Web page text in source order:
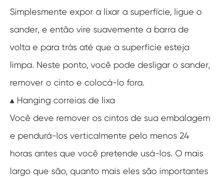
Simplesmente expor a lixar a superfície, ligue o
sander, e então vire suavemente a barra de
volta e para trás até que a superfície esteja
limpa. Neste ponto, você pode desligar o sander,
remover o cinto e colocá-lo fora.
▴ Hanging correias de lixa
Você deve remover os cintos de sua embalagem
e pendurá-los verticalmente pelo menos 24
horas antes que você pretende usá-los. O mais
largo que são, quanto mais eles são importantes